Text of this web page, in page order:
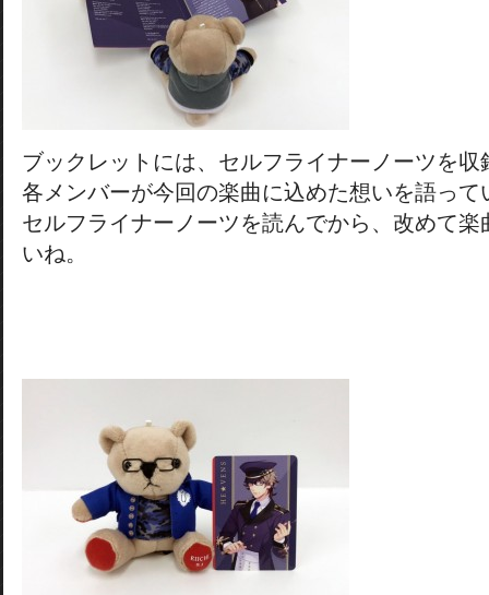
ブックレットには、セルフライナーノーツを収
各メンバーが今回の楽曲に込めた想いを語って
セルフライナーノーツを読んでから、改めて
いね。